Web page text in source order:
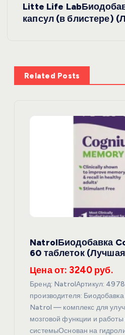
Litte Life
капсул (в блистере)
Related Posts
NatrolБиодобавка
60 таблеток
Цена от: 3240 руб.
Бренд: NatrolАртикул:
производителя:
Natrol — комплекс для
мозговой функции и
системыОснован на